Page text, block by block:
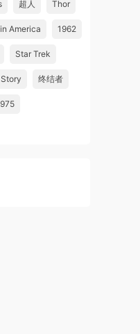
超人 Thor
America 1962
Star Trek
终结者